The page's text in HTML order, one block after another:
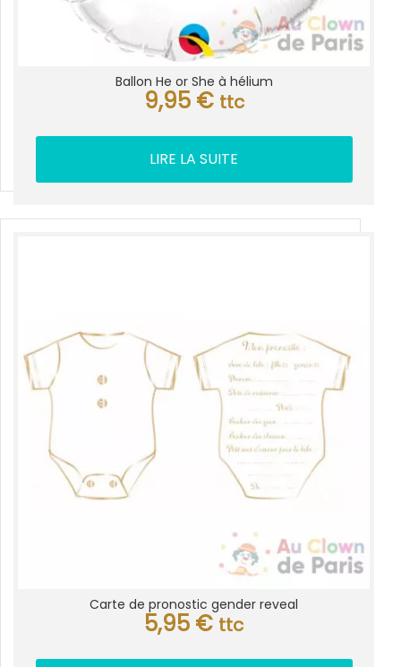
Ballon He or She à hélium
9,95 € ttc
LIRE LA SUITE
Carte de pronostic gender reveal
5,95 € ttc